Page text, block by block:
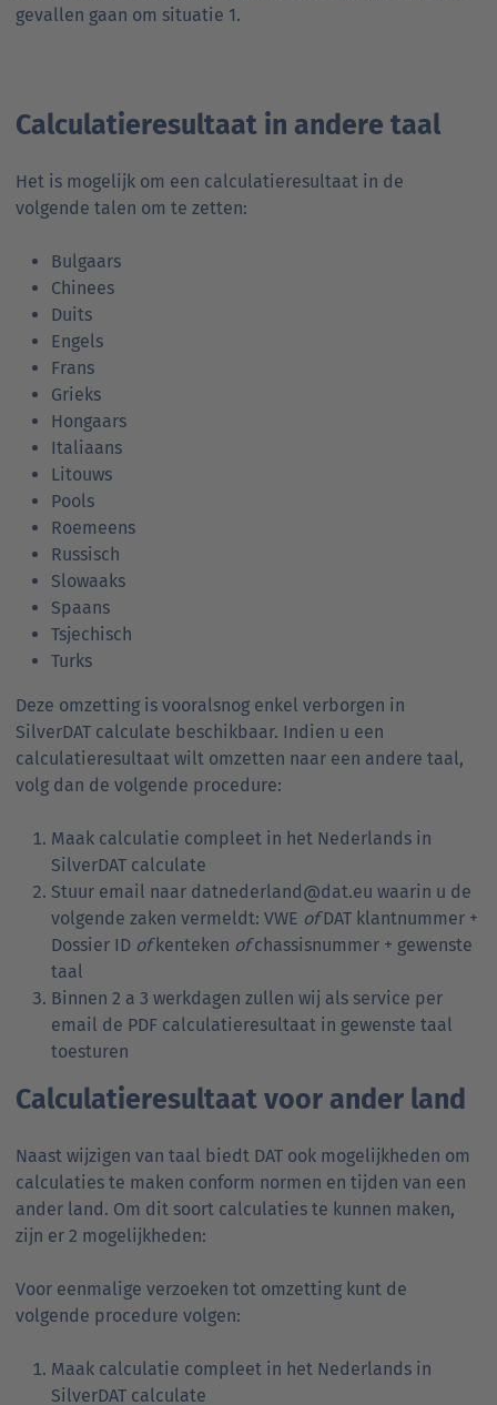
gevallen gaan om situatie 1.
Calculatieresultaat in andere taal
Het is mogelijk om een calculatieresultaat in de
volgende talen om te zetten:
Bulgaars
Chinees
Duits
Engels
Frans
Grieks
Hongaars
Italiaans
Litouws
Pools
Roemeens
Russisch
Slowaaks
Spaans
Tsjechisch
Turks
Deze omzetting is vooralsnog enkel verborgen in
SilverDAT calculate beschikbaar. Indien u een
calculatieresultaat wilt omzetten naar een andere taal,
volg dan de volgende procedure:
Maak calculatie compleet in het Nederlands in
SilverDAT calculate
Stuur email naar datnederland@dat.eu waarin u de
volgende zaken vermeldt: VWE ofDAT klantnummer +
Dossier ID ofkenteken ofchassisnummer + gewenste
taal
Binnen 2 a 3 werkdagen zullen wij als service per
email de PDF calculatieresultaat in gewenste taal
toesturen
Calculatieresultaat voor ander land
Naast wijzigen van taal biedt DAT ook mogelijkheden om
calculaties te maken conform normen en tijden van een
ander land. Om dit soort calculaties te kunnen maken,
zijn er 2 mogelijkheden:
Voor eenmalige verzoeken tot omzetting kunt de
volgende procedure volgen:
Maak calculatie compleet in het Nederlands in
SilverDAT calculate